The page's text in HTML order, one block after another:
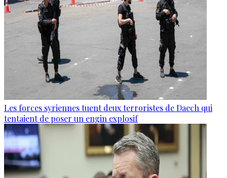
Les forces syriennes tuent deux terroristes de Daech qui
tentaient de poser un engin explosif